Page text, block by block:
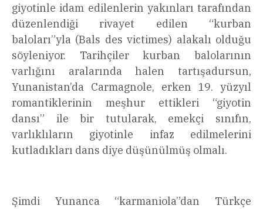
giyotinle idam edilenlerin yakınları tarafından
düzenlendiği rivayet edilen “kurban
baloları”yla (Bals des victimes) alakalı olduğu
söyleniyor. Tarihçiler kurban balolarının
varlığını aralarında halen tartışadursun,
Yunanistan’da Carmagnole, erken 19. yüzyıl
romantiklerinin meşhur ettikleri “giyotin
dansı” ile bir tutularak, emekçi sınıfın,
varlıklıların giyotinle infaz edilmelerini
kutladıkları dans diye düşünülmüş olmalı.
Şimdi Yunanca “karmaniola”dan Türkçe